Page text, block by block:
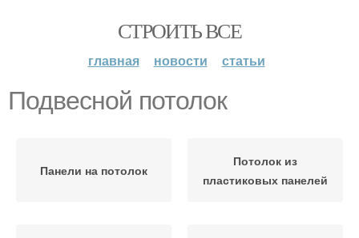
СТРОИТЬ ВСЕ
главная новости статьи
Подвесной потолок
Панели на потолок
Потолок из
пластиковых панелей